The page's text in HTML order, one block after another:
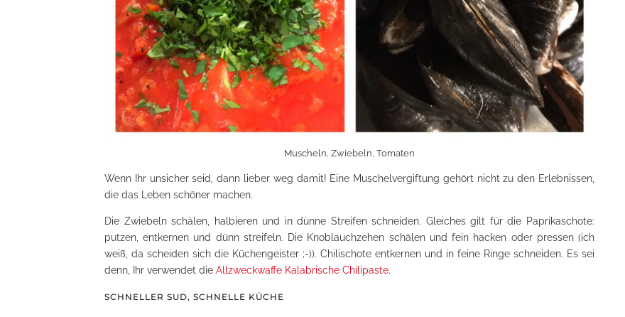
Muscheln, Zwiebeln, Tomaten
Wenn Ihr unsicher seid, dann lieber weg damit! Eine Muschelvergiftung gehört nicht zu den Erlebnissen,
die das Leben schöner machen.
Die Zwiebeln schälen, halbieren und in dünne Streifen schneiden. Gleiches gilt für die Paprikaschote:
putzen, entkernen und dünn streifeln. Die Knoblauchzehen schälen und fein hacken oder pressen (ich
weiß, da scheiden sich die Küchengeister ;-)). Chilischote entkernen und in feine Ringe schneiden. Es sei
denn, Ihr verwendet die Allzweckwaffe Kalabrische Chilipaste.
SCHNELLER SUD, SCHNELLE KÜCHE